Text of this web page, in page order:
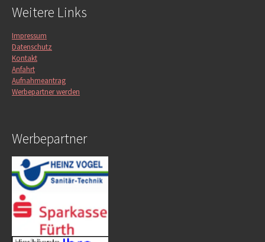
Weitere Links
Impressum
Datenschutz
Kontakt
Anfahrt
Aufnahmeantrag
Werbepartner werden
Werbepartner